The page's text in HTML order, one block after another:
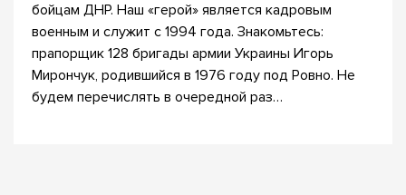
бойцам ДНР. Наш «герой» является кадровым
военным и служит с 1994 года. Знакомьтесь:
прапорщик 128 бригады армии Украины Игорь
Мирончук, родившийся в 1976 году под Ровно. Не
будем перечислять в очередной раз…